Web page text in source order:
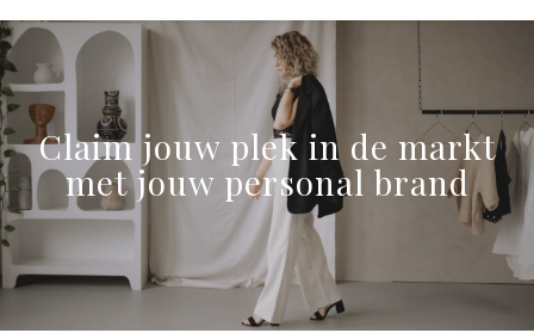
Claim jouw plek in de markt
met jouw personal brand